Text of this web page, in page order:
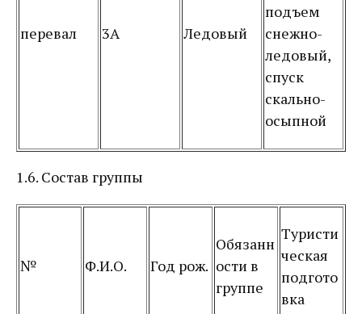
перевал 3А Ледовый
подъем
снежно-
ледовый,
спуск
скально-
осыпной
1.6. Состав группы
№ Ф.И.О. Год рож.
Обязанн
ости в
группе
Туристи
ческая
подгото
вка